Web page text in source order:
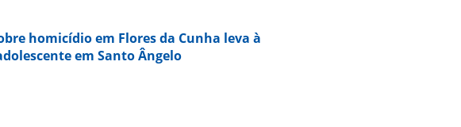
homicídio em Flores da Cunha leva à
em Santo Ângelo